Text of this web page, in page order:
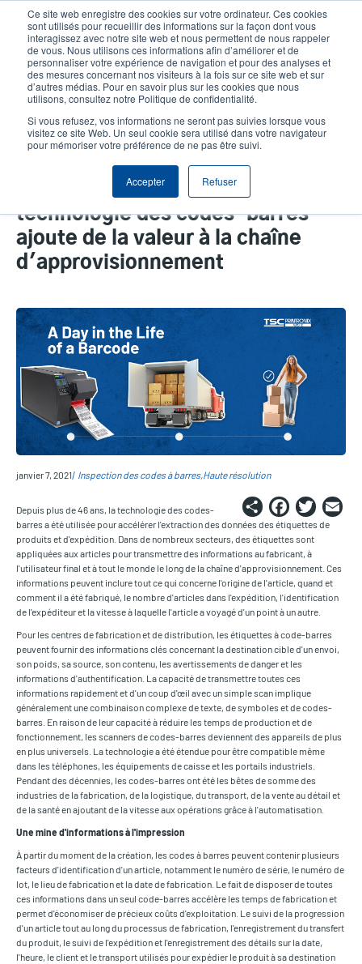
Ce site web enregistre des cookies sur votre ordinateur. Ces cookies
sont utilisés pour recueillir des informations sur la façon dont vous
interagissez avec notre site web et nous permettent de nous rappeler
de vous. Nous utilisons ces informations afin d’améliorer et de
personnaliser votre expérience de navigation et pour des analyses et
des mesures concernant nos visiteurs à la fois sur ce site web et sur
d’autres médias. Pour en savoir plus sur les cookies que nous
utilisons, consultez notre Politique de confidentialité.
Si vous refusez, vos informations ne seront pas suivies lorsque vous
visitez ce site Web. Un seul cookie sera utilisé dans votre navigateur
pour mémoriser votre préférence de ne pas être suivi.
Accepter Refuser
contenu
principal
User
account
menu
User
Header
Sélecteur de produits Tech Support
Contacter le service commercial
Une journée dans la vie d'un
code-barres: comment la
technologie des codes-barres
ajoute de la valeur à la chaîne
d'approvisionnement
janvier 7, 2021 Inspection des codes à barres Haute résolution
Share
Depuis plus de 46 ans, la technologie des codes-
barres a été utilisée pour accélérer l'extraction des données des étiquettes de
produits et d'expédition. Dans de nombreux secteurs, des étiquettes sont
appliquées aux articles pour transmettre des informations au fabricant, à
l'utilisateur final et à tout le monde le long de la chaîne d'approvisionnement. Ces
informations peuvent inclure tout ce qui concerne l'origine de l'article, quand et
comment il a été fabriqué, le nombre d'articles dans l'expédition, l'identification
de l'expéditeur et la vitesse à laquelle l'article a voyagé d'un point à un autre.
Pour les centres de fabrication et de distribution, les étiquettes à code-barres
peuvent fournir des informations clés concernant la destination cible d'un envoi,
son poids, sa source, son contenu, les avertissements de danger et les
informations d'authentification. La capacité de transmettre toutes ces
informations rapidement et d'un coup d'œil avec un simple scan implique
généralement une combinaison complexe de texte, de symboles et de codes-
barres. En raison de leur capacité à réduire les temps de production et de
fonctionnement, les scanners de codes-barres deviennent des appareils de plus
en plus universels. La technologie a été étendue pour être compatible même
dans les téléphones, les équipements de caisse et les portails industriels.
Pendant des décennies, les codes-barres ont été les bêtes de somme des
industries de la fabrication, de la logistique, du transport, de la vente au détail et
de la santé en ajoutant de la vitesse aux opérations grâce à l'automatisation.
Une mine d'informations à l'impression
À partir du moment de la création, les codes à barres peuvent contenir plusieurs
facteurs d'identification d'un article, notamment le numéro de série, le numéro de
lot, le lieu de fabrication et la date de fabrication. Le fait de disposer de toutes
ces informations dans un seul code-barres accélère les temps de fabrication et
permet d'économiser de précieux coûts d'exploitation. Le suivi de la progression
d'un article tout au long du processus de fabrication, l'enregistrement du transfert
du produit, le suivi de l'expédition et l'enregistrement des détails sur la date,
l'heure, le client et le transport utilisés pour expédier le produit à sa destination